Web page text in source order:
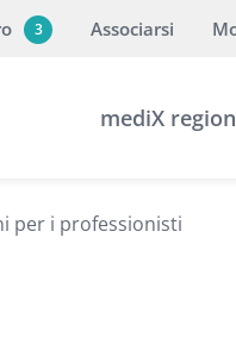
3 Associarsi
mediX
per i professionisti